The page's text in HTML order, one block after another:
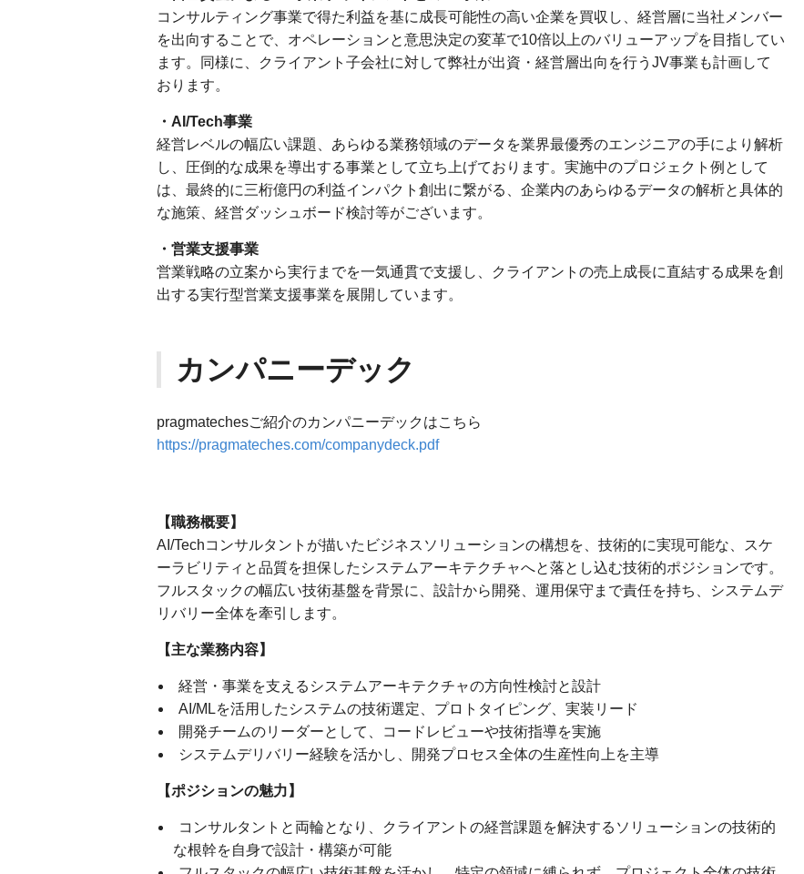
コンサルティング事業で得た利益を基に成長可能性の高い企業を買収し、経営層に当社メンバー
を出向することで、オペレーションと意思決定の変革で10倍以上のバリューアップを目指してい
ます。同様に、クライアント子会社に対して弊社が出資・経営層出向を行うJV事業も計画して
おります。
・AI/Tech事業
経営レベルの幅広い課題、あらゆる業務領域のデータを業界最優秀のエンジニアの手により解析
し、圧倒的な成果を導出する事業として立ち上げております。実施中のプロジェクト例として
は、最終的に三桁億円の利益インパクト創出に繋がる、企業内のあらゆるデータの解析と具体的
な施策、経営ダッシュボード検討等がございます。​
・営業支援事業
営業戦略の立案から実行までを一気通貫で支援し、クライアントの売上成長に直結する成果を創
出する実行型営業支援事業を展開しています。
カンパニーデック
pragmatechesご紹介のカンパニーデックはこちら
https://pragmateches.com/companydeck.pdf
【職務概要】
AI/Techコンサルタントが描いたビジネスソリューションの構想を、技術的に実現可能な、スケ
ーラビリティと品質を担保したシステムアーキテクチャへと落とし込む技術的ポジションです。
フルスタックの幅広い技術基盤を背景に、設計から開発、運用保守まで責任を持ち、システムデ
リバリー全体を牽引します。
【主な業務内容】
経営・事業を支えるシステムアーキテクチャの方向性検討と設計
AI/MLを活用したシステムの技術選定、プロトタイピング、実装リード
開発チームのリーダーとして、コードレビューや技術指導を実施
システムデリバリー経験を活かし、開発プロセス全体の生産性向上を主導
【ポジションの魅力】
コンサルタントと両輪となり、クライアントの経営課題を解決するソリューションの技術的
な根幹を自身で設計・構築が可能